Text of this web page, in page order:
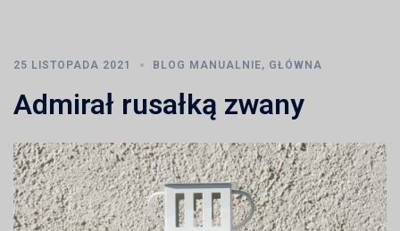
25 LISTOPADA 2021 BLOG MANUALNIE, GŁÓWNA
Admirał rusałką zwany